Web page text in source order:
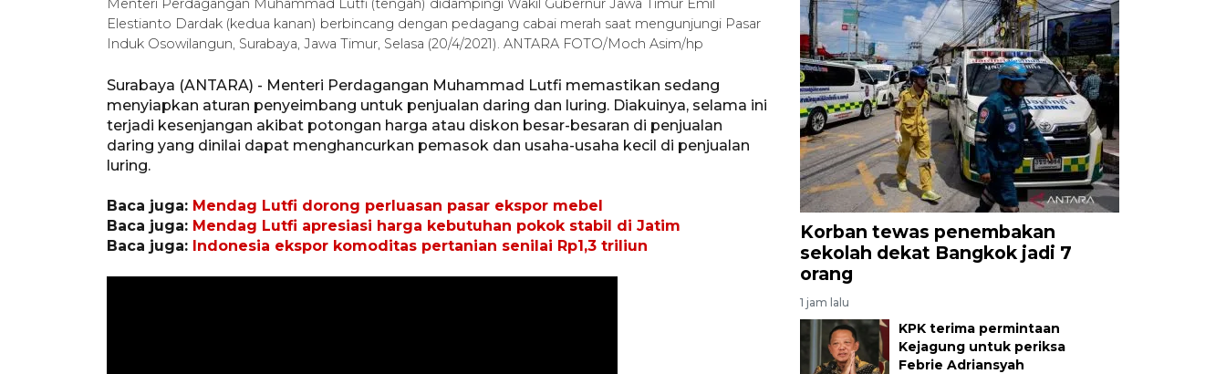
Menteri Perdagangan Muhammad Lutfi (tengah) didampingi Wakil Gubernur Jawa Timur Emil
Elestianto Dardak (kedua kanan) berbincang dengan pedagang cabai merah saat mengunjungi Pasar
Induk Osowilangun, Surabaya, Jawa Timur, Selasa (20/4/2021). ANTARA FOTO/Moch Asim/hp
Surabaya (ANTARA) - Menteri Perdagangan Muhammad Lutfi memastikan sedang
menyiapkan aturan penyeimbang untuk penjualan daring dan luring. Diakuinya, selama ini
terjadi kesenjangan akibat potongan harga atau diskon besar-besaran di penjualan
daring yang dinilai dapat menghancurkan pemasok dan usaha-usaha kecil di penjualan
luring.
Baca juga: Mendag Lutfi dorong perluasan pasar ekspor mebel
Baca juga: Mendag Lutfi apresiasi harga kebutuhan pokok stabil di Jatim
Baca juga: Indonesia ekspor komoditas pertanian senilai Rp1,3 triliun
Korban tewas penembakan
sekolah dekat Bangkok jadi 7
orang
1 jam lalu
KPK terima permintaan
Kejagung untuk periksa
Febrie Adriansyah